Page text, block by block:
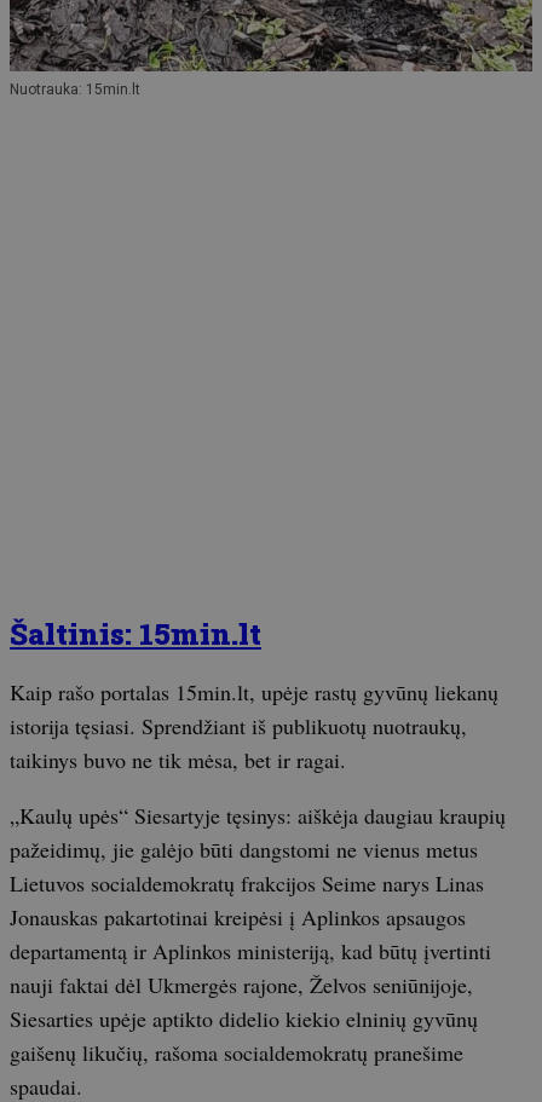
Nuotrauka: 15min.lt
Šaltinis: 15min.lt
Kaip rašo portalas 15min.lt, upėje rastų gyvūnų liekanų
istorija tęsiasi. Sprendžiant iš publikuotų nuotraukų,
taikinys buvo ne tik mėsa, bet ir ragai.
„Kaulų upės“ Siesartyje tęsinys: aiškėja daugiau kraupių
pažeidimų, jie galėjo būti dangstomi ne vienus metus
Lietuvos socialdemokratų frakcijos Seime narys Linas
Jonauskas pakartotinai kreipėsi į Aplinkos apsaugos
departamentą ir Aplinkos ministeriją, kad būtų įvertinti
nauji faktai dėl Ukmergės rajone, Želvos seniūnijoje,
Siesarties upėje aptikto didelio kiekio elninių gyvūnų
gaišenų likučių, rašoma socialdemokratų pranešime
spaudai.